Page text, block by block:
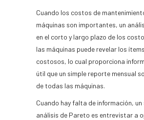
Cuando los costos de
máquinas son importantes, un
en el corto y largo plazo de los
las máquinas puede revelar los
costosos, lo cual proporciona
útil que un simple reporte mensual
de todas las máquinas.
Cuando hay falta de información,
análisis de Pareto es entrevistar a